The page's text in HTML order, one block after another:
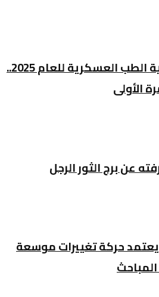
بدء التقديم لكلية الطب العسكرية للعام 2025..
الأولى
عن برج الثور الرجل
يعتمد حركة تغييرات موسعة